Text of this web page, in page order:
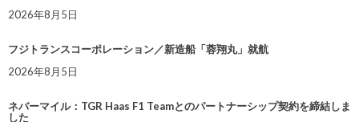
2026年8月5日
フジトランスコーポレーション／新造船「蓉翔丸」就航
2026年8月5日
ネバーマイル：TGR Haas F1 Teamとのパートナーシップ契約を締結しま
した